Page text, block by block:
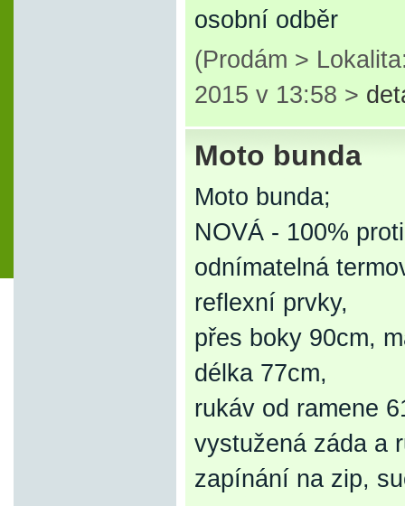
osobní odběr
(Prodám >
2015 v 13:58 >
Moto bunda
Moto bunda;
NOVÁ - 100%
odnímatelná
reflexní prvky,
přes boky 90cm,
délka 77cm,
rukáv od ramene
vystužená záda a
zapínání na zip,